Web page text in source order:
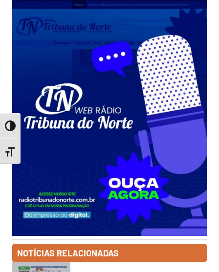
Toggle High Contrast
Toggle Font size
NOTÍCIAS RELACIONADAS